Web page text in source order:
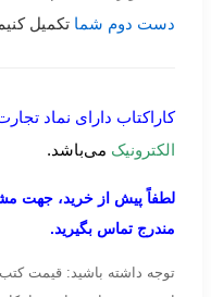
دست دوم شما تکمیل
کاراکتاب دارای نماد
الکترونیک می‌باشد.
لطفاً پیش از خرید، جهت
مندرج تماس بگیرید.
توجه داشته باشید: قیمت